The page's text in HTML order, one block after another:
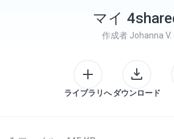
マイ
作成者 Johanna V.
ライブラリへ ダウンロード